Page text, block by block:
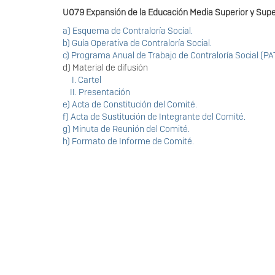
U079 Expansión de la Educación Media Superior y
a) Esquema de Contraloría Social.
b) Guía Operativa de Contraloría Social.
c) Programa Anual de Trabajo de Contraloría Social
d) Material de difusión
I. Cartel
II. Presentación
e) Acta de Constitución del Comité.
f) Acta de Sustitución de Integrante del Comité.
g) Minuta de Reunión del Comité.
h) Formato de Informe de Comité.